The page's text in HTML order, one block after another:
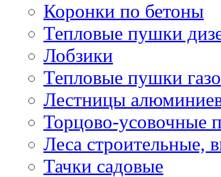
Коронки по бетоны
Тепловые пушки
Лобзики
Тепловые пушки
Лестницы
Торцово-усовочные
Леса строительные,
Тачки садовые